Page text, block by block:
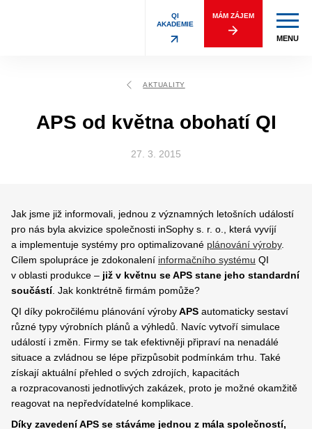
QI
AKADEMIE
MÁM ZÁJEM
MENU
AKTUALITY
APS od května obohatí QI
27. 3. 2015
Jak jsme již informovali, jednou z významných letošních událostí
pro nás byla akvizice společnosti inSophy s. r. o., která vyvíjí
a implementuje systémy pro optimalizované plánování výroby.
Cílem spolupráce je zdokonalení informačního systému QI
v oblasti produkce – již v květnu se APS stane jeho standardní
součástí. Jak konktrétně firmám pomůže?
QI díky pokročilému plánování výrobyAPS automaticky sestaví
různé typy výrobních plánů a výhledů. Navíc vytvoří simulace
událostí i změn. Firmy se tak efektivněji připraví na nenadálé
situace a zvládnou se lépe přizpůsobit podmínkám trhu. Také
získají aktuální přehled o svých zdrojích, kapacitách
a rozpracovanosti jednotlivých zakázek, proto je možné okamžitě
reagovat na nepředvídatelné komplikace.
Díky zavedení APS se stáváme jednou z mála společností,